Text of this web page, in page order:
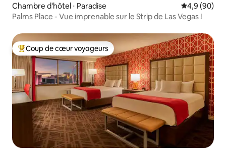
Chambre d'hôtel ⋅ Paradise Évaluation
4,9 (90)
Palms Place - Vue imprenable sur le Strip de Las Vegas !
Coups de cœur voyageurs les plus appréciés
Coup de cœur voyageurs